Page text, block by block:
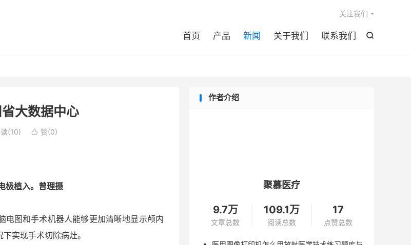

首页 产品 新闻 关于我们 联系我们
关注我们
大数据中心
(10)  赞(0)
极植入。曾理摄
电图和手术机器人能够更加清晰地显示颅内
实现手术切除病灶。
作者介绍
聚慕医疗
9.7万
文章总数
109.1万
阅读总数
17
点赞总数